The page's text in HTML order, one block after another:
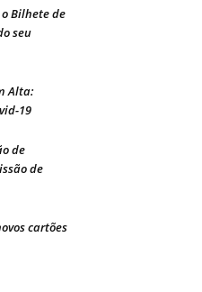
Bilhete de
seu
Alta:
19
de
de
cartões